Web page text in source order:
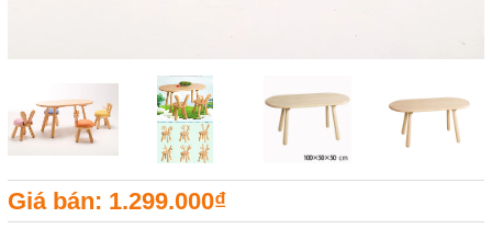
Giá bán: 1.299.000₫